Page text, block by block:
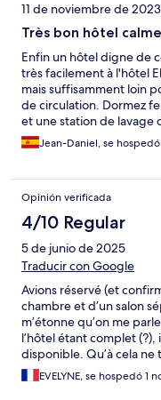
11 de noviembre de 2023
Très bon hôtel
Enfin un hôtel digne de
très facilement à l'hôtel
mais suffisamment loin
de circulation. Dormez
et une station de lavage
Ce dernier comprend un
fermé et gratuit. La
du personnel. La
Les équipements ne
chauffage est l'air
télévision n'est pas
poste ; c'est une grande
près de Utiel, je vous
Jean-Daniel, se
Opinión verificada
4/10 Regular
5 de junio de 2025
Traducir con Google
Avions réservé (et
chambre et d’un salon
m’étonne qu’on me
l’hôtel étant complet (?),
disponible. Qu’à cela
place. Après quelques
nous obtenons
EVELYNE, se hospedó 1